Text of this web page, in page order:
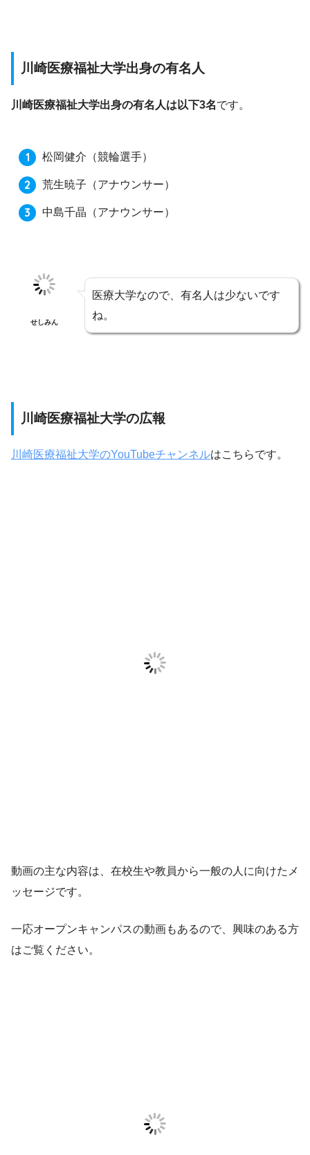
川崎医療福祉大学出身の有名人
川崎医療福祉大学出身の有名人は以下3名です。
松岡健介 （競輪選手）
荒生暁子 （アナウンサー）
中島千晶 （アナウンサー）
せしみん
医療大学なので、有名人は少ないです
ね。
川崎医療福祉大学の広報
川崎医療福祉大学のYouTubeチャンネルはこちらです。
動画の主な内容は、在校生や教員から一般の人に向けたメ
ッセージです。
一応オープンキャンパスの動画もあるので、興味のある方
はご覧ください。